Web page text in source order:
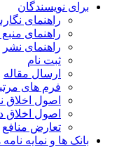
برای نویسندگان
راهنمای
راهنمای
راهنمای نشر
ثبت نام
ارسال مقاله
فرم های
اصول اخلاق
اصول
تعارض منافع
بانک ها و نمایه نامه